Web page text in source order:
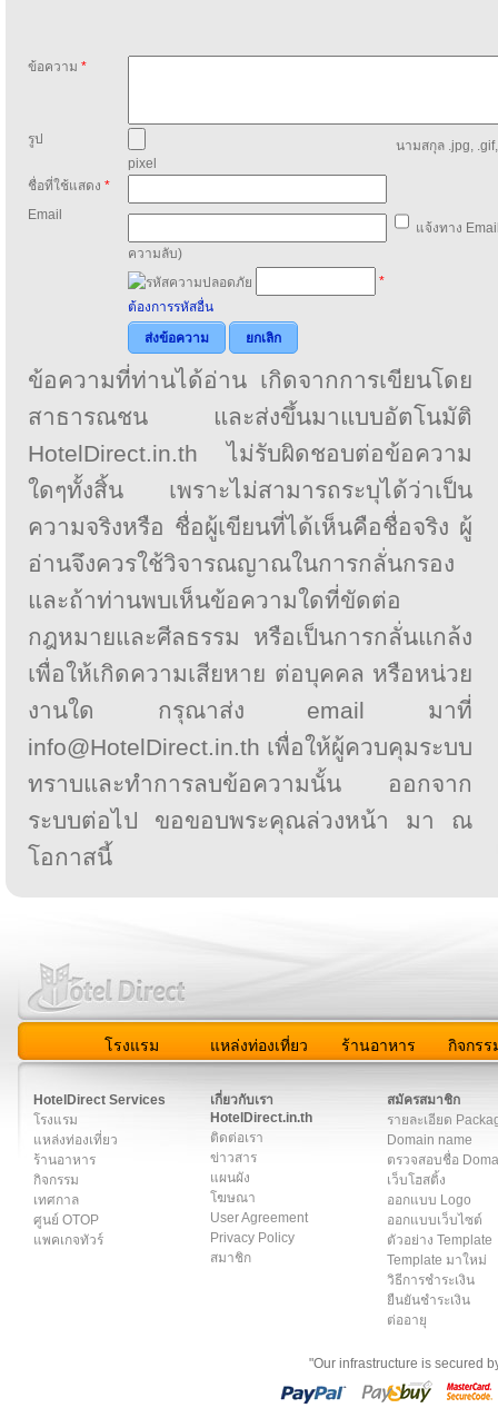
ข้อความ *
รูป
นามสกุล .jpg,
pixel
ชื่อที่ใช้แสดง *
Email
แจ้งทาง
ความลับ)
*
ต้องการรหัสอื่น
ส่งข้อความ
ยกเลิก
ข้อความที่ท่านได้อ่าน เกิดจากการเขียนโดย
สาธารณชน และส่งขึ้นมาแบบอัตโนมัติ
HotelDirect.in.th ไม่รับผิดชอบต่อข้อความ
ใดๆทั้งสิ้น เพราะไม่สามารถระบุได้ว่าเป็น
ความจริงหรือ ชื่อผู้เขียนที่ได้เห็นคือชื่อจริง ผู้
อ่านจึงควรใช้วิจารณญาณในการกลั่นกรอง
และถ้าท่านพบเห็นข้อความใดที่ขัดต่อ
กฎหมายและศีลธรรม หรือเป็นการกลั่นแกล้ง
เพื่อให้เกิดความเสียหาย ต่อบุคคล หรือหน่วย
งานใด กรุณาส่ง email มาที่
info@HotelDirect.in.th เพื่อให้ผู้ควบคุมระบบ
ทราบและทำการลบข้อความนั้น ออกจาก
ระบบต่อไป ขอขอบพระคุณล่วงหน้า มา ณ
โอกาสนี้
โรงแรม แหล่งท่องเที่ยว ร้านอาหาร กิจกรร
HotelDirect Services
โรงแรม
แหล่งท่องเที่ยว
ร้านอาหาร
กิจกรรม
เทศกาล
ศูนย์ OTOP
แพคเกจทัวร์
เกี่ยวกับเรา
HotelDirect.in.th
ติดต่อเรา
ข่าวสาร
แผนผัง
โฆษณา
User Agreement
Privacy Policy
สมาชิก
สมัครสมาชิก
รายละเอียด
Domain name
ตรวจสอบชื่อ
เว็บโฮสติ้ง
ออกแบบ Logo
ออกแบบเว็บไซต์
ตัวอย่าง Template
Template มาใหม่
วิธีการชำระเงิน
ยืนยันชำระเงิน
ต่ออายุ
"Our infrastructure is secured